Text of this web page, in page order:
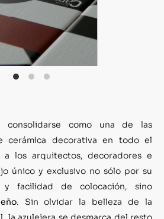
consolidarse como una de las
cerámica decorativa en todo el
a los arquitectos, decoradores e
único y exclusivo no sólo por su
y facilidad de colocación, sino
. Sin olvidar la belleza de la